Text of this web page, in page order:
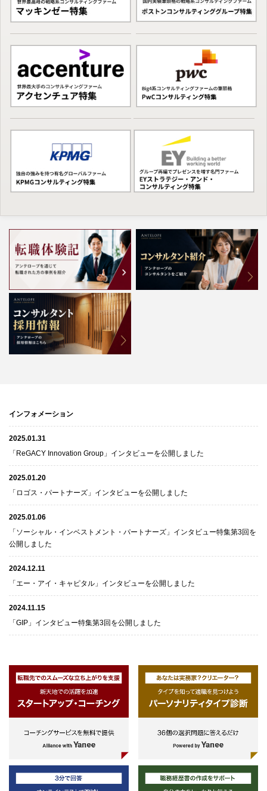
インフォメーション
2025.01.31
「ReGACY Innovation Group」インタビューを公開しました
2025.01.20
「ロゴス・パートナーズ」インタビューを公開しました
2025.01.06
「ソーシャル・インベストメント・パートナーズ」インタビュー特集第3回を
公開しました
2024.12.11
「エー・アイ・キャピタル」インタビューを公開しました
2024.11.15
「GIP」インタビュー特集第3回を公開しました